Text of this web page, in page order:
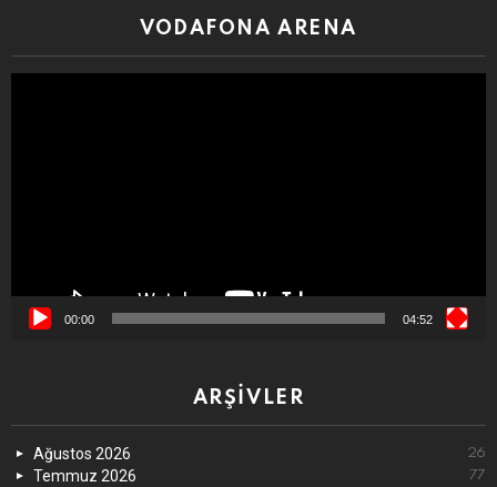
VODAFONA ARENA
00:00 04:52
ARŞIVLER
Ağustos 2026 26
Temmuz 2026 77